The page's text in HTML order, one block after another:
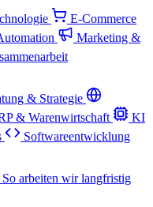
E-Commerce
Marketing &
& Strategie
& Warenwirtschaft
KI
Softwareentwicklung
So arbeiten wir langfristig